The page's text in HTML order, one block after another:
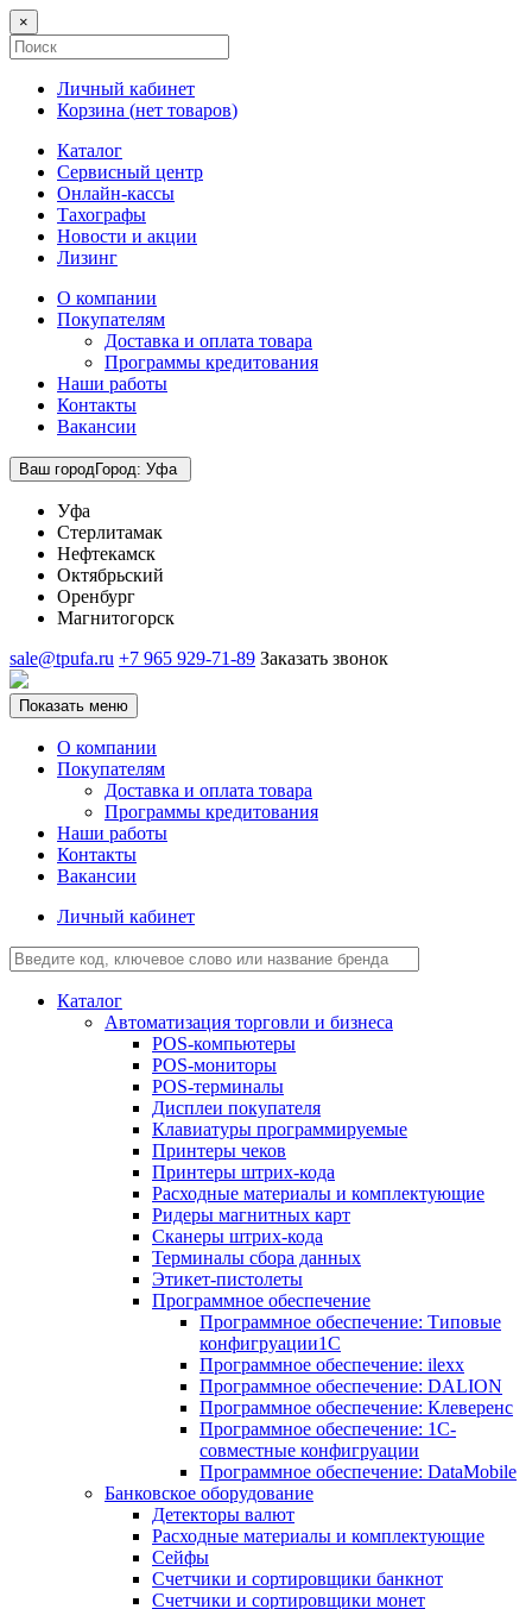
×
Личный кабинет
Корзина (нет товаров)
Каталог
Сервисный центр
Онлайн-кассы
Тахографы
Новости и акции
Лизинг
О компании
Покупателям
Доставка и оплата товара
Программы кредитования
Наши работы
Контакты
Вакансии
Ваш городГород: Уфа
Уфа
Стерлитамак
Нефтекамск
Октябрьский
Оренбург
Магнитогорск
sale@tpufa.ru +7 965 929-71-89 Заказать звонок
Показать меню
О компании
Покупателям
Доставка и оплата товара
Программы кредитования
Наши работы
Контакты
Вакансии
Личный кабинет
Каталог
Автоматизация торговли и бизнеса
POS-компьютеры
POS-мониторы
POS-терминалы
Дисплеи покупателя
Клавиатуры программируемые
Принтеры чеков
Принтеры штрих-кода
Расходные материалы и комплектующие
Ридеры магнитных карт
Сканеры штрих-кода
Терминалы сбора данных
Этикет-пистолеты
Программное обеспечение
Программное обеспечение: Типовые
конфигруации1С
Программное обеспечение: ilexx
Программное обеспечение: DALION
Программное обеспечение: Клеверенс
Программное обеспечение: 1С-
совместные конфигруации
Программное обеспечение: DataMobile
Банковское оборудование
Детекторы валют
Расходные материалы и комплектующие
Сейфы
Счетчики и сортировщики банкнот
Счетчики и сортировщики монет